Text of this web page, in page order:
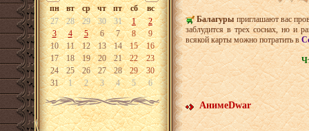
пн вт ср чт пт сб
вс
27
28 29 30 31 1
2
3
4 5 6 7 8
9
10
11 12 13 14 15
16
17
18 19 20 21 22
23
24
25 26 27 28 29
30
31
1 2 3 4 5 6
Балагуры приглашают вас
заблудится в трех соснах, но и
всякой карты можно потратить в
АнимеDwar